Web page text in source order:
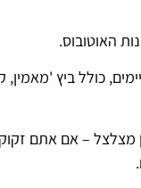
האוטובוס.
כולל ביץ 'מאמין,
מצלצל – אם אתם